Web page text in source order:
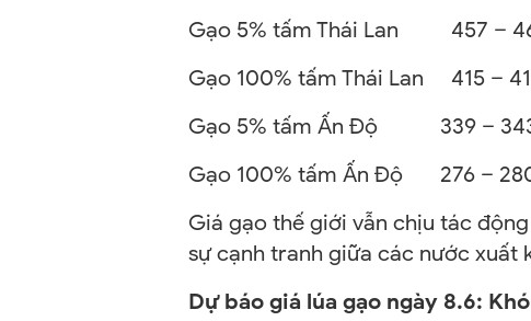
Gạo 5% tấm Thái Lan
457 –
Gạo 100% tấm Thái Lan
415 –
Gạo 5% tấm Ấn Độ
339 –
Gạo 100% tấm Ấn Độ
276 –
Giá gạo thế giới vẫn chịu tác
sự cạnh tranh giữa các nước xuất
Dự báo giá lúa gạo ngày 8.6: